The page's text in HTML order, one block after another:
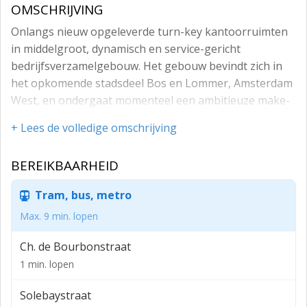
OMSCHRIJVING
Onlangs nieuw opgeleverde turn-key kantoorruimten
in middelgroot, dynamisch en service-gericht
bedrijfsverzamelgebouw. Het gebouw bevindt zich in
het opkomende stadsdeel Bos en Lommer, Amsterdam
West, en ondergaat momenteel een ambitieuze make-
auto-minuut van afslag S103 en S104, en daarbij de
vervoervoorzieningen in combinatie met de
gezelligheid in de buurt zorgen voor een ideale
Het bedrijfsverzamelgebouw gebouw is 24 uur per dag
toegankelijk, heeft een eigen ingang met een lift en
verdieping via een gezamenlijke, luxe galerij. Tevens is
+ Lees de volledige omschrijving
BEREIKBAARHEID
Tram, bus, metro
Max. 9 min. lopen
Ch. de Bourbonstraat
1 min. lopen
Solebaystraat